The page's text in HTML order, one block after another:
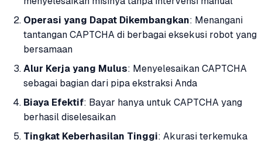
Operasi yang Dapat Dikembangkan: Menangani
tantangan CAPTCHA di berbagai eksekusi robot yang
bersamaan
Alur Kerja yang Mulus: Menyelesaikan CAPTCHA
sebagai bagian dari pipa ekstraksi Anda
Biaya Efektif: Bayar hanya untuk CAPTCHA yang
berhasil diselesaikan
Tingkat Keberhasilan Tinggi: Akurasi terkemuka